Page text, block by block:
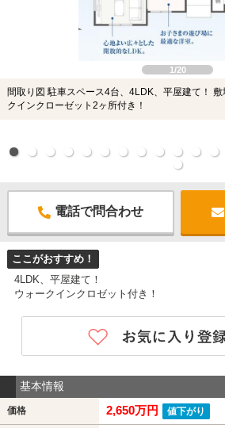
1/20
間取り図 駐車スペース4台、4LDK、平屋建て！
クインクローゼット2ヶ所付き！
電話で問合わせ
ここがおすすめ！
4LDK、平屋建て！
ウォークインクロゼット付き！
基本情報
価格 2,650万円 値下がり